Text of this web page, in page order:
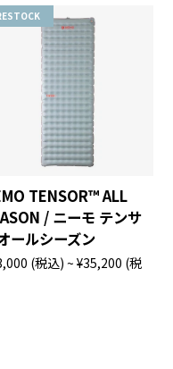
TENSOR™ ALL
/ ニーモ テンサ
ールシーズン
(税込) ~ ¥35,200 (税